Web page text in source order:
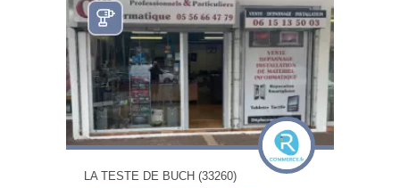
LA TESTE DE BUCH (33260)